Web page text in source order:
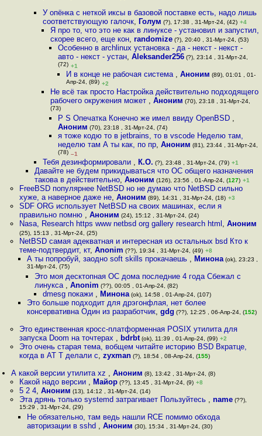
У опёнка с неткой иксы в базовой поставке есть, надо лишь
соответствующую галочк, Голум (?), 17:38 , 31-Мрт-24, (42) +4
Я про то, что это не как в линуксе - установил и запустил,
скорее всего, еще кон, randomize(?), 20:40 , 31-Мрт-24, (53)
Особенно в archlinux установка - да - некст - некст -
авто - некст - устан,Aleksander256 (?), 23:14 , 31-Мрт-24,
(72) +1
И в конце не рабочая система , Аноним (89), 01:01 , 01-
Апр-24, (89) +2
Не всё так просто Настройка действительно подходящего
рабочего окружения может , Аноним (70), 23:18 , 31-Мрт-24,
(73)
P S Опечатка Конечно же имел ввиду OpenBSD ,
Аноним (70), 23:18 , 31-Мрт-24, (74)
я тоже кодю то в jetbrains, то в vscode Неделю там,
неделю там А ты как, по пр,Аноним (81), 23:44 , 31-Мрт-24,
(78) –1
Тебя дезинформировали , К.О. (?), 23:48 , 31-Мрт-24, (79) +1
Давайте не будем прикидываться что ОС общего назначения
такова в действительно,Аноним (126), 23:56 , 01-Апр-24, (127) +1
FreeBSD популярнее NetBSD но не думаю что NetBSD сильно
хуже, а наверное даже не, Аноним (89), 14:31 , 31-Мрт-24, (18) +3
SDF ORG использует NetBSD на своих машинах, если я
правильно помню , Аноним (24), 15:12 , 31-Мрт-24, (24)
Nasa, Research https www netbsd org gallery research html , Аноним
(25), 15:13 , 31-Мрт-24, (25)
NetBSD самая адекватная и интересная из остальных bsd Кто к
теме-подтвердит, кт, Anonim (??), 19:34 , 31-Мрт-24, (49) +8
А ты попробуй, заодно soft skills прокачаешь , Минона(ok), 23:23 ,
31-Мрт-24, (75)
Это моя десктопная ОС дома последние 4 года Сбежал с
линукса ,Anonim (??), 00:05 , 01-Апр-24, (82)
dmesg покажи , Минона(ok), 14:58 , 01-Апр-24, (107)
Это больше подходит для дрэгонфлая, нет более
консервативна Один из разработчик, gdg (??), 12:25 , 06-Апр-24, (152)
Это единственная кросс-платформенная POSIX утилита для
запуска Doom на точтерах , bdrbt(ok), 11:39 , 01-Апр-24, (99) +2
Это очень старая тема, вобщем читайте историю BSD Вкратце,
когда в AT T делали с, zyxman(?), 18:54 , 08-Апр-24, (155)
А какой версии утилита xz ,Аноним (8), 13:42 , 31-Мрт-24, (8)
Какой надо версии , Майор(??), 13:45 , 31-Мрт-24, (9) +8
5 2 4, Аноним (13), 14:12 , 31-Мрт-24, (14)
Эта дрянь только systemd затрагивает Пользуйтесь , name(??),
15:29 , 31-Мрт-24, (29)
Не обязательно, там ведь нашли RCE помимо обхода
авторизации в sshd , Аноним (30), 15:34 , 31-Мрт-24, (30)